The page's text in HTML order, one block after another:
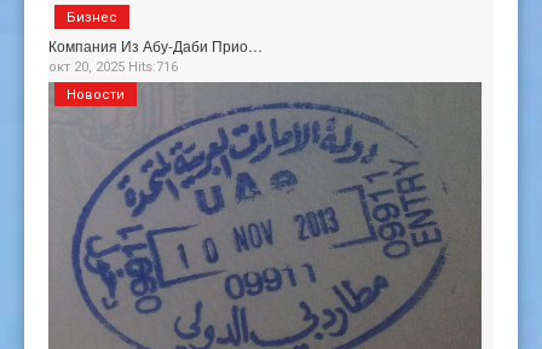
Компания Из Абу-Даби Прио…
окт 20, 2025 Hits:716
Бизнес
Новости